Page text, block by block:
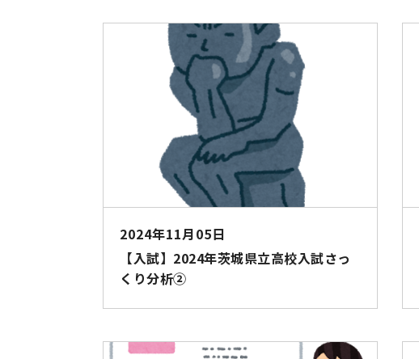
2024年11月05日
【入試】2024年茨城県立高校入試さっ
くり分析②